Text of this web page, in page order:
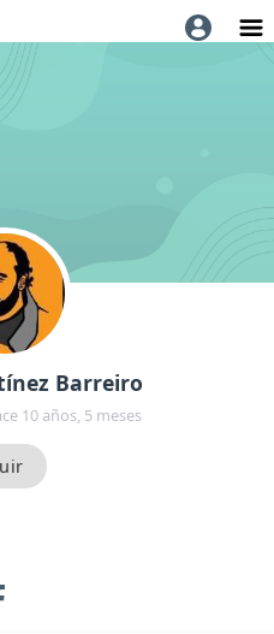
Barreiro
10 años, 5 meses